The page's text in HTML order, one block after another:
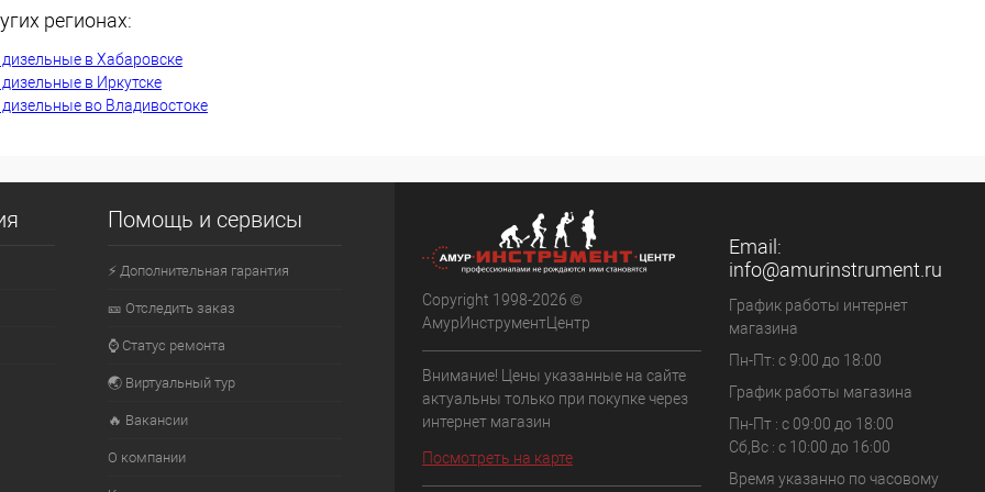
Недоступно
регионах:
в Хабаровске
в Иркутске
во Владивостоке
Помощь и сервисы
⚡ Дополнительная гарантия
🎫 Отследить заказ
⌚ Статус ремонта
🌏 Виртуальный тур
🔥 Вакансии
О компании
Copyright 1998-2026 ©
АмурИнструментЦентр
Внимание! Цены указанные на сайте
актуальны только при покупке через
интернет магазин
Посмотреть на карте
Email:
info@amurinstrument.ru
График работы интернет
магазина
Пн-Пт: с 9:00 до 18:00
График работы магазина
Пн-Пт : с 09:00 до 18:00
Сб,Вс : c 10:00 до 16:00
Время указанно по часовому